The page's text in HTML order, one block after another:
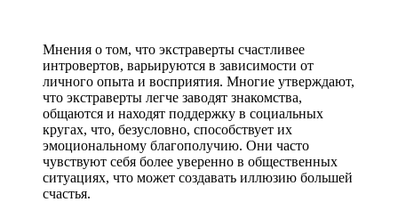
Мнения о том, что экстраверты счастливее
интровертов, варьируются в зависимости от
личного опыта и восприятия. Многие утверждают,
что экстраверты легче заводят знакомства,
общаются и находят поддержку в социальных
кругах, что, безусловно, способствует их
эмоциональному благополучию. Они часто
чувствуют себя более уверенно в общественных
ситуациях, что может создавать иллюзию большей
счастья.